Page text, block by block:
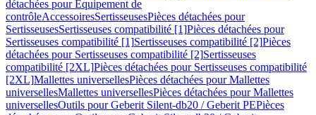
détachées pour Equipement de
contrôleAccessoiresSertisseusesPièces détachées pour
SertisseusesSertisseuses compatibilité [1]Pièces détachées pour
Sertisseuses compatibilité [1]Sertisseuses compatibilité [2]Pièces
détachées pour Sertisseuses compatibilité [2]Sertisseuses
compatibilité [2XL]Pièces détachées pour Sertisseuses compatibilité
[2XL]Mallettes universellesPièces détachées pour Mallettes
universellesMallettes universellesPièces détachées pour Mallettes
universellesOutils pour Geberit Silent-db20 / Geberit PEPièces